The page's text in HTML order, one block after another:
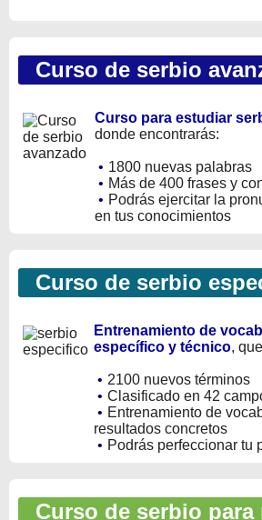
Curso de serbio
Curso para estudiar
donde encontrarás:
• 1800 nuevas palabras
• Más de 400 frases y
• Podrás ejercitar la
en tus conocimientos
Curso de serbio
Entrenamiento de
específico y técnico,
• 2100 nuevos términos
• Clasificado en 42
• Entrenamiento de
resultados concretos
• Podrás perfeccionar tu
Curso de serbio para